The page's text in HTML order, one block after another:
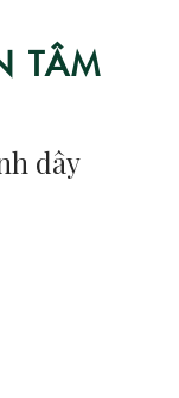
TÂM
dây